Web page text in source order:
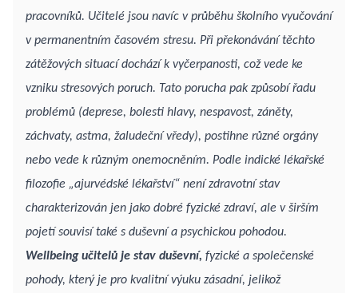
pracovníků. Učitelé jsou navíc v průběhu školního vyučování
v permanentním časovém stresu. Při překonávání těchto
zátěžových situací dochází k vyčerpanosti, což vede ke
vzniku stresových poruch. Tato porucha pak způsobí řadu
problémů (deprese, bolesti hlavy, nespavost, záněty,
záchvaty, astma, žaludeční vředy), postihne různé orgány
nebo vede k různým onemocněním. Podle indické lékařské
filozofie „ajurvédské lékařství“ není zdravotní stav
charakterizován jen jako dobré fyzické zdraví, ale v širším
pojetí souvisí také s duševní a psychickou pohodou.
Wellbeing učitelů je stav duševní, fyzické a společenské
pohody, který je pro kvalitní výuku zásadní, jelikož